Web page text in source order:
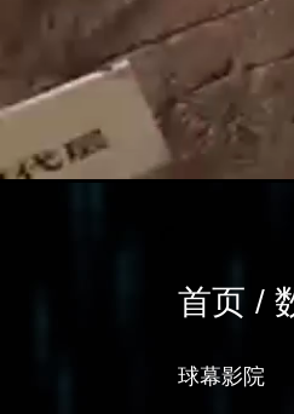
首页 /
球幕影院